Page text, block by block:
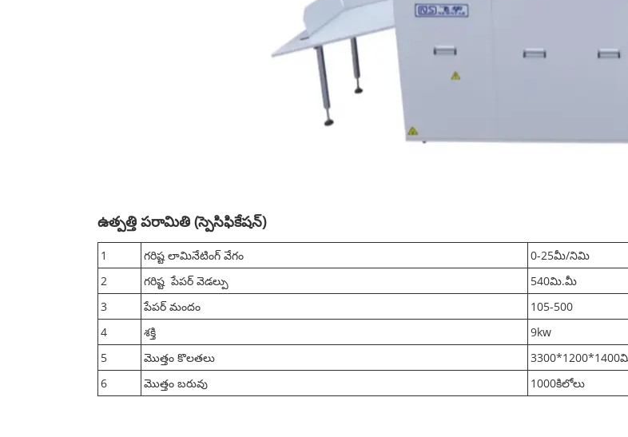
ఉత్పత్తి పరామితి (స్పెసిఫికేషన్)
1 గరిష్ట లామినేటింగ్ వేగం
0-25మీ/నిమి
2
గరిష్ట పేపర్ వెడల్పు
540మి.మీ
3
పేపర్ మందం
105-500
4
శక్తి
9kw
5
మొత్తం కొలతలు
6
మొత్తం బరువు 1000కిలోలు